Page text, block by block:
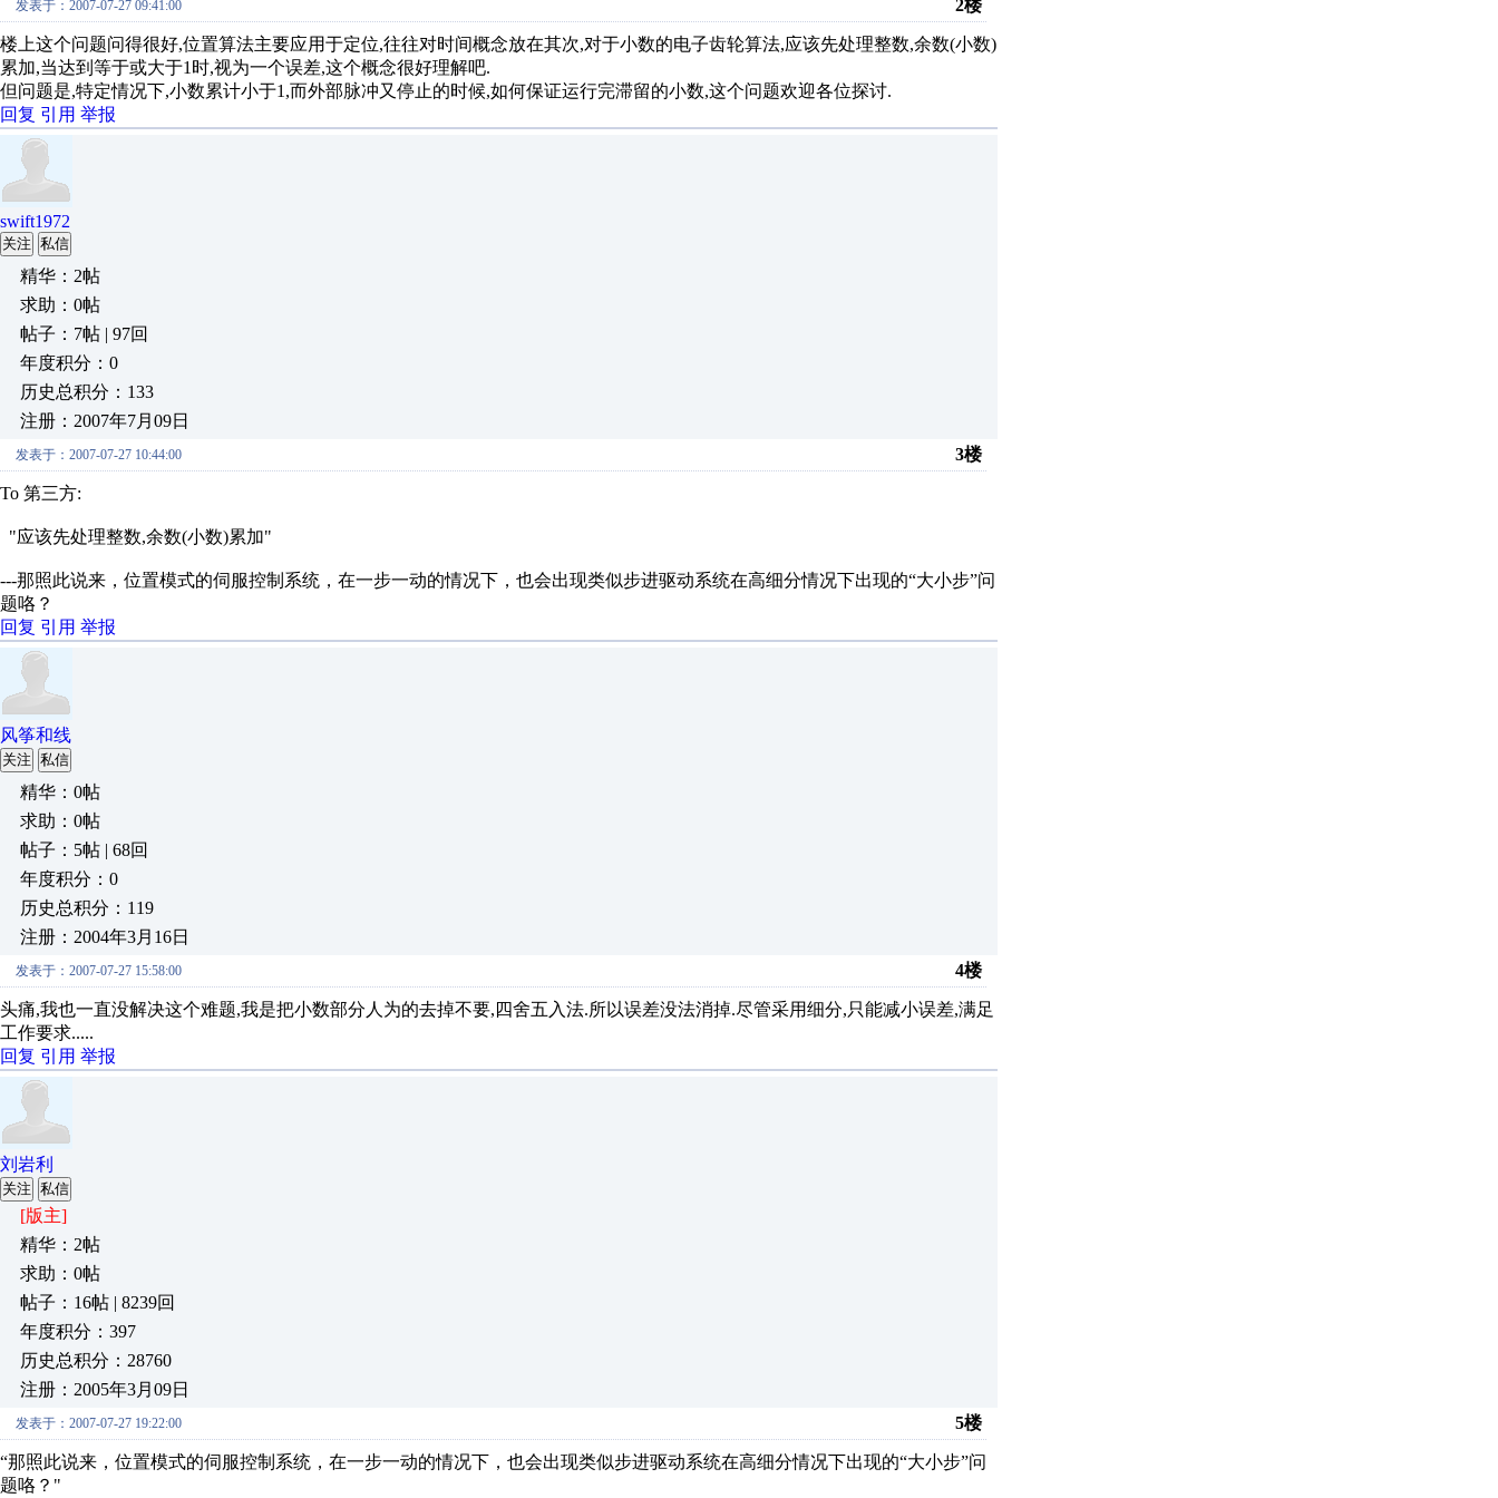
发表于：2007-07-27 09:41:00 2楼
楼上这个问题问得很好,位置算法主要应用于定位,往往对时间概念放在其次,对于小数的电子齿轮算法,应该先处理整数,余数(小数)
累加,当达到等于或大于1时,视为一个误差,这个概念很好理解吧.
但问题是,特定情况下,小数累计小于1,而外部脉冲又停止的时候,如何保证运行完滞留的小数,这个问题欢迎各位探讨.
回复 引用 举报
swift1972
关注 私信
精华：2帖
求助：0帖
帖子：7帖 | 97回
年度积分：0
历史总积分：133
注册：2007年7月09日
发表于：2007-07-27 10:44:00 3楼
To 第三方:
"应该先处理整数,余数(小数)累加"
---那照此说来，位置模式的伺服控制系统，在一步一动的情况下，也会出现类似步进驱动系统在高细分情况下出现的“大小步”问
题咯？
回复 引用 举报
风筝和线
关注 私信
精华：0帖
求助：0帖
帖子：5帖 | 68回
年度积分：0
历史总积分：119
注册：2004年3月16日
发表于：2007-07-27 15:58:00 4楼
头痛,我也一直没解决这个难题,我是把小数部分人为的去掉不要,四舍五入法.所以误差没法消掉.尽管采用细分,只能减小误差,满足
工作要求.....
回复 引用 举报
刘岩利
关注 私信
[版主]
精华：2帖
求助：0帖
帖子：16帖 | 8239回
年度积分：397
历史总积分：28760
注册：2005年3月09日
发表于：2007-07-27 19:22:00 5楼
“那照此说来，位置模式的伺服控制系统，在一步一动的情况下，也会出现类似步进驱动系统在高细分情况下出现的“大小步”问
题咯？"